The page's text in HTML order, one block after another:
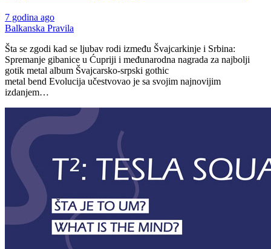
7 godina ago
Balkanska Pravila
Šta se zgodi kad se ljubav rodi između Švajcarkinje i Srbina:
Spremanje gibanice u Ćupriji i međunarodna nagrada za najbolji
gotik metal album Švajcarsko-srpski gothic
metal bend Evolucija učestvovao je sa svojim najnovijim
izdanjem…